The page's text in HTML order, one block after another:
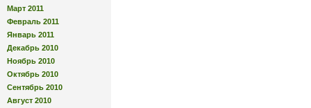
Март 2011
Февраль 2011
Январь 2011
Декабрь 2010
Ноябрь 2010
Октябрь 2010
Сентябрь 2010
Август 2010